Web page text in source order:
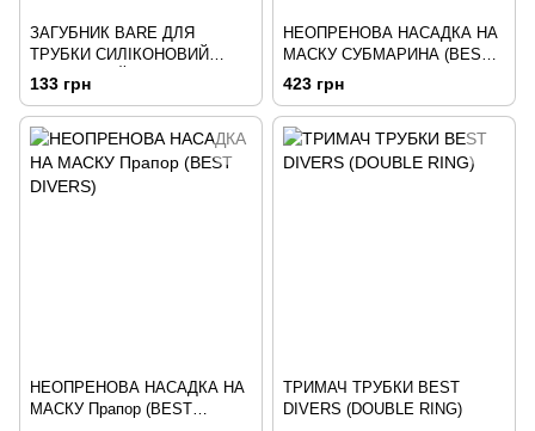
ЗАГУБНИК BARE ДЛЯ
ТРУБКИ СИЛІКОНОВИЙ
ПРОЗОРНИЙ
133 грн
НЕОПРЕНОВА НАСАДКА НА
МАСКУ СУБМАРИНА (BEST
DIVERS)
423 грн
НЕОПРЕНОВА НАСАДКА НА
МАСКУ Прапор (BEST
ТРИМАЧ ТРУБКИ BEST
DIVERS (DOUBLE RING)